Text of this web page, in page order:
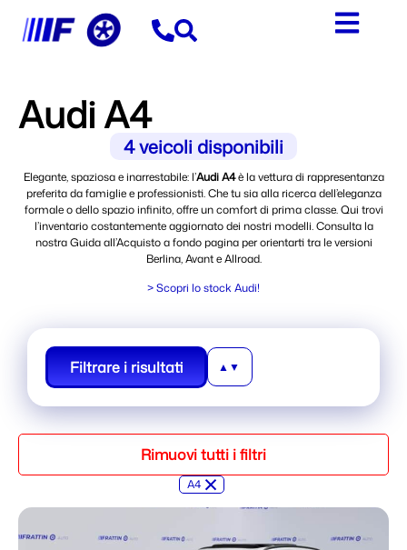
Audi A4
4veicoli disponibili
Elegante, spaziosa e inarrestabile: l’Audi A4è la vettura di rappresentanza
preferita da famiglie e professionisti. Che tu sia alla ricerca dell’eleganza
formale o dello spazio infinito, offre un comfort di prima classe. Qui trovi
l’inventario costantemente aggiornato dei nostri modelli. Consulta la
nostra Guida all’Acquisto a fondo pagina per orientarti tra le versioni
Berlina, Avant e Allroad.
> Scopri lo stock Audi!
Filtrare i risultati
Rimuovi tutti i filtri
A4×